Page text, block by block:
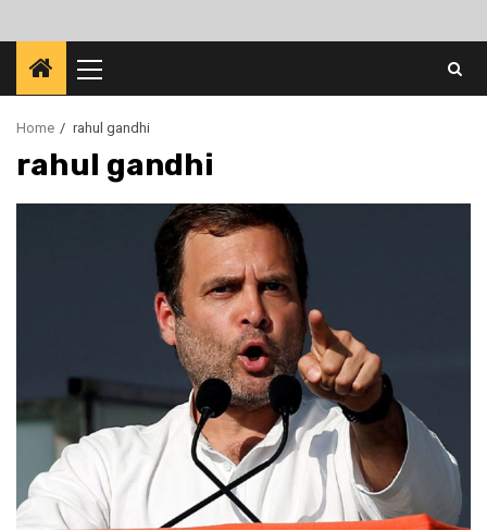
Menu
Home rahul gandhi
rahul gandhi